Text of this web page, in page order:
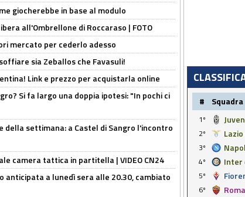
giocherebbe in base al modulo
all'Ombrellone di Roccaraso | FOTO
mercato per cederlo adesso
sia Zeballos che Favasuli!
Link e prezzo per acquistarla online
Si fa largo una doppia ipotesi: "In pochi ci
della settimana: a Castel di Sangro l'incontro
camera tattica in partitella | VIDEO CN24
anticipata a lunedì sera alle 20.30, cambiato
# Squadra
1º
2º
Lazio
3º
4º
Inter
5º
6º
Roma